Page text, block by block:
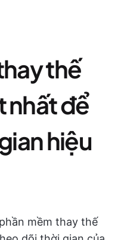
thế
nhất để
hiệu
mềm thay thế